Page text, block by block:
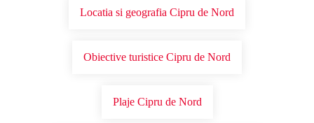
Locatia si geografia Cipru de Nord
Obiective turistice Cipru de Nord
Plaje Cipru de Nord